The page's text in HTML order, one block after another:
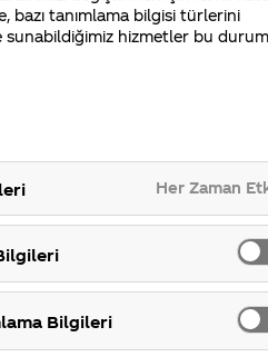
ettiğiniz için teşekkür
bazı tanımlama bilgisi türlerini
sunabildiğimiz hizmetler bu
Her Zaman
Bilgileri